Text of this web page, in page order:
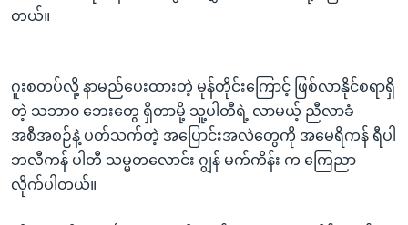
တယ်။
ဂူးစတပ်လို့ နာမည်ပေးထားတဲ့ မုန်တိုင်းကြောင့် ဖြစ်လာနိုင်စရာရှိ
တဲ့ သဘာ၀ ဘေးတွေ ရှိတာမို့ သူ့ပါတီရဲ့ လာမယ့် ညီလာခံ
အစီအစဉ်နဲ့ ပတ်သက်တဲ့ အပြောင်းအလဲတွေကို အမေရိကန် ရီပါ
ဘလီကန် ပါတီ သမ္မတလောင်း ဂျွန် မက်ကိန်း က ကြေညာ
လိုက်ပါတယ်။